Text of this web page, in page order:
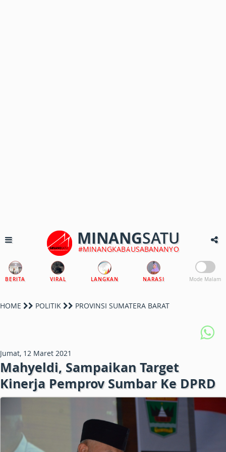
MINANGSATU
#MINANGKABAUSABANANYO
BERITA VIRAL LANGKAN NARASI Mode Malam
HOME POLITIK PROVINSI SUMATERA BARAT
Jumat, 12 Maret 2021
Mahyeldi, Sampaikan Target
Kinerja Pemprov Sumbar Ke DPRD